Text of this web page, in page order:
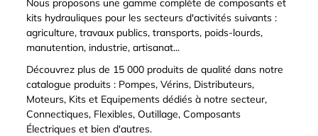
kits hydrauliques pour les secteurs d'activités suivants :
agriculture, travaux publics, transports, poids-lourds,
manutention, industrie, artisanat...
Découvrez plus de 15 000 produits de qualité dans notre
catalogue produits : Pompes, Vérins, Distributeurs,
Moteurs, Kits et Equipements dédiés à notre secteur,
Connectiques, Flexibles, Outillage, Composants
Électriques et bien d'autres.